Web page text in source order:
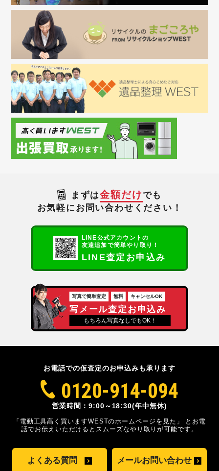
まずは金額だけ でも
お気軽にお問い合わせください！
LINE公式アカウントの
友達追加で簡単やり取り！
LINE査定お申込み
写真で簡単査定 無料 キャンセルOK
写メール査定お申込み
もちろん写真なしでもOK！
お電話での仮査定のお申込みも承ります
0120-914-094
営業時間：9:00～18:30(年中無休)
「電動工具高く買いますWESTのホームページを見た」
とお電
話でお伝えいただけるとスムーズなやり取りが可能です。
よくある質問 メールお問い合わせ